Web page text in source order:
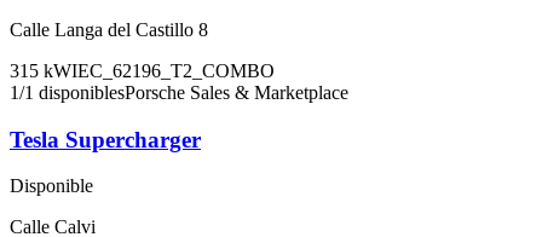
Calle Langa del Castillo 8
315 kWIEC_62196_T2_COMBO
1/1 disponiblesPorsche Sales & Marketplace
Tesla Supercharger
Disponible
Calle Calvi